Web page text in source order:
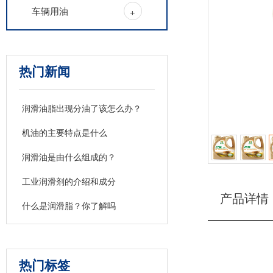
车辆用油 +
热门新闻
润滑油脂出现分油了该怎么办？
机油的主要特点是什么
润滑油是由什么组成的？
工业润滑剂的介绍和成分
什么是润滑脂？你了解吗
热门标签
产品详情